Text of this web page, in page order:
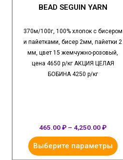
BEAD SEGUIN YARN
370м/100г, 100% хлопок с бисером
и пайетками, бисер 2мм, пайетки 2
мм, цвет 15 жемчужно-розовый,
цена 4650 р/кг АКЦИЯ ЦЕЛАЯ
БОБИНА 4250 р/кг
465.00₽ – 4,250.00₽
Выберите параметры